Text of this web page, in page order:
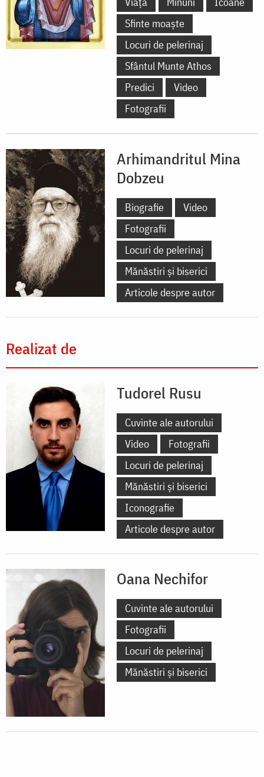
Sfinte moaște
Locuri de pelerinaj
Sfântul Munte Athos
Predici
Video
Fotografii
Arhimandritul Mina
Dobzeu
Biografie
Video
Fotografii
Locuri de pelerinaj
Mănăstiri și biserici
Articole despre autor
Realizat de
Tudorel Rusu
Cuvinte ale autorului
Video
Fotografii
Locuri de pelerinaj
Mănăstiri și biserici
Iconografie
Articole despre autor
Oana Nechifor
Cuvinte ale autorului
Fotografii
Locuri de pelerinaj
Mănăstiri și biserici